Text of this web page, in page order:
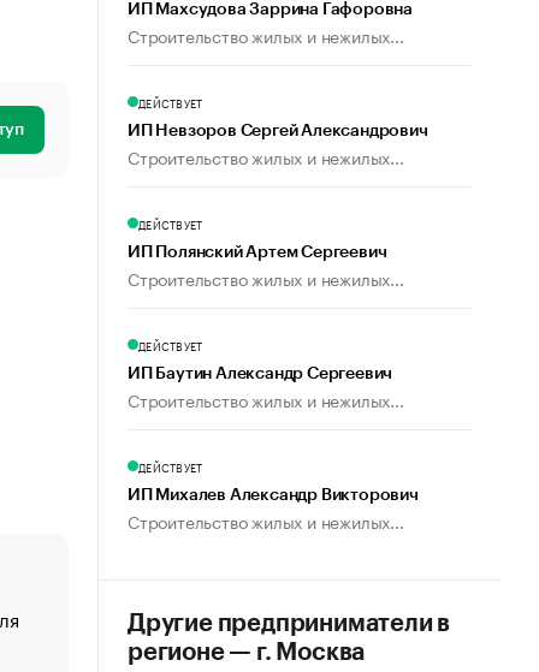
«От спорта тело стареет иначе». Как живет глава
создавшей GTA
ИП Махсудова Заррина Гафоровна
Строительство жилых и нежилых...
ДЕЙСТВУЕТ
ИП Невзоров Сергей Александрович
Строительство жилых и нежилых...
ДЕЙСТВУЕТ
ИП Полянский Артем Сергеевич
Строительство жилых и нежилых...
ДЕЙСТВУЕТ
ИП Баутин Александр Сергеевич
Строительство жилых и нежилых...
ДЕЙСТВУЕТ
ИП Михалев Александр Викторович
Строительство жилых и нежилых...
Другие предприниматели в
регионе — г. Москва